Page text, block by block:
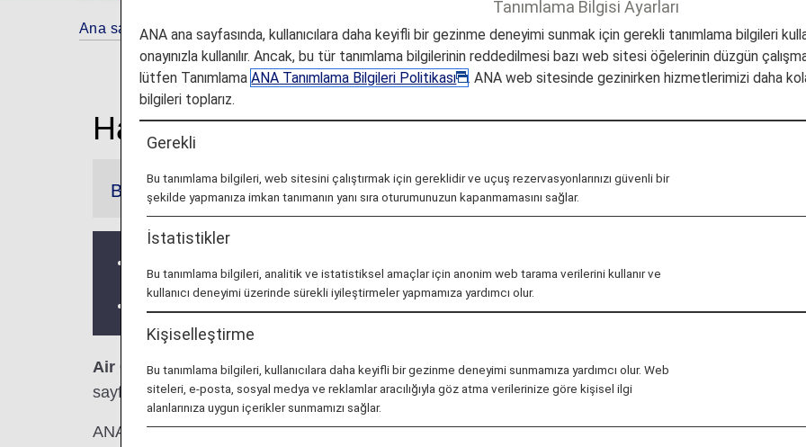
Ana sayfa Seyahat Bilgileri Lounge'lar Hangzhou
Hangzhou Xiaoshan Uluslararası Havaalanı
Bilgiler
Lounge'ın yer aldığı ülke veya eyalete bağlı olarak lounge'a yönelik giriş koşullarıyla ilgili
Air China Lounge (23 Numaralı Lounge)ve Hangzhou Xiaoshan Uluslararası Havaalanındaki
sayfada, ANA tarafından gerçekleştirilen dış hat uçuşlarındaki lounge erişimine ilişkin kriterleri
ANA tarafından gerçekleştirilen bir dış hat uçuşundan Japonya dışındaki bir havaalanında başka
Tanımlama Bilgisi Ayarları
ANA ana sayfasında, kullanıcılara daha keyifli bir gezinme deneyimi sunmak için gerekli tanımlama bilgileri
onayınızla kullanılır. Ancak, bu tür tanımlama bilgilerinin reddedilmesi bazı web sitesi öğelerinin düzgün
lütfen TanımlamaANA Tanımlama Bilgileri Politikası
. ANA web sitesinde gezinirken hizmetlerimizi daha
bilgileri toplarız.
Gerekli
Bu tanımlama bilgileri, web sitesini çalıştırmak için gereklidir ve uçuş rezervasyonlarınızı güvenli bir
şekilde yapmanıza imkan tanımanın yanı sıra oturumunuzun kapanmamasını sağlar.
İstatistikler
Bu tanımlama bilgileri, analitik ve istatistiksel amaçlar için anonim web tarama verilerini kullanır ve
kullanıcı deneyimi üzerinde sürekli iyileştirmeler yapmamıza yardımcı olur.
Kişiselleştirme
Bu tanımlama bilgileri, kullanıcılara daha keyifli bir gezinme deneyimi sunmamıza yardımcı olur. Web
siteleri, e-posta, sosyal medya ve reklamlar aracılığıyla göz atma verilerinize göre kişisel ilgi
alanlarınıza uygun içerikler sunmamızı sağlar.